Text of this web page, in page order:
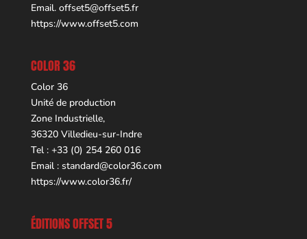
Email. offset5@offset5.fr
https://www.offset5.com
COLOR 36
Color 36
Unité de production
Zone Industrielle,
36320 Villedieu-sur-Indre
Tel : +33 (0) 254 260 016
Email : standard@color36.com
https://www.color36.fr/
ÉDITIONS OFFSET 5